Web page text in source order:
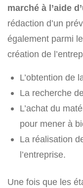
marché à l’aide
rédaction d’un
également parmi
création de
L’obtention de
La recherche
L’achat du
pour mener à
La réalisation
l’entreprise.
Une fois que les